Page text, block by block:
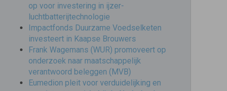
op voor investering in ijzer-
luchtbatterijtechnologie
Impactfonds Duurzame Voedselketen
investeert in Kaapse Brouwers
Frank Wagemans (WUR) promoveert op
onderzoek naar maatschappelijk
verantwoord beleggen (MVB)
Eumedion pleit voor verduidelijking en